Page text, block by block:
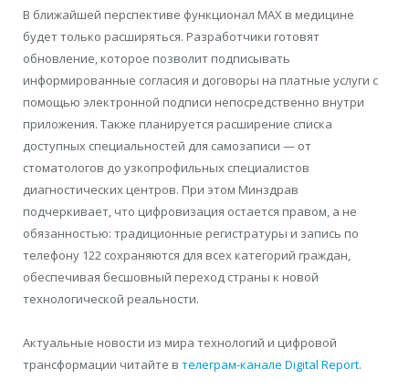
В ближайшей перспективе функционал MAX в медицине
будет только расширяться. Разработчики готовят
обновление, которое позволит подписывать
информированные согласия и договоры на платные услуги с
помощью электронной подписи непосредственно внутри
приложения. Также планируется расширение списка
доступных специальностей для самозаписи — от
стоматологов до узкопрофильных специалистов
диагностических центров. При этом Минздрав
подчеркивает, что цифровизация остается правом, а не
обязанностью: традиционные регистратуры и запись по
телефону 122 сохраняются для всех категорий граждан,
обеспечивая бесшовный переход страны к новой
технологической реальности.
Актуальные новости из мира технологий и цифровой
трансформации читайте в телеграм-канале Digital Report.